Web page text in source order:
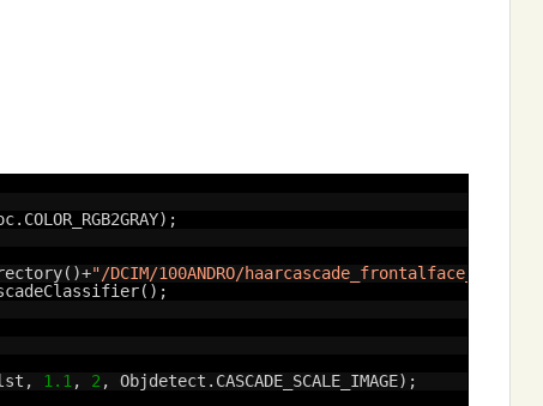
"/DCIM/100ANDRO/haarcascade_frontalface_alt.xml"
1.1 , 2 , Objdetect.CASCADE_SCALE_IMAGE);